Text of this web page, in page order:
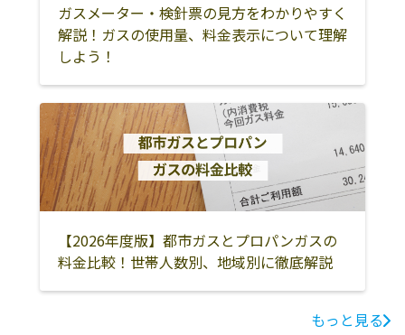
ガスメーター・検針票の見方をわかりやすく
解説！ガスの使用量、料金表示について理解
しよう！
【2026年度版】都市ガスとプロパンガスの
料金比較！世帯人数別、地域別に徹底解説
もっと見る